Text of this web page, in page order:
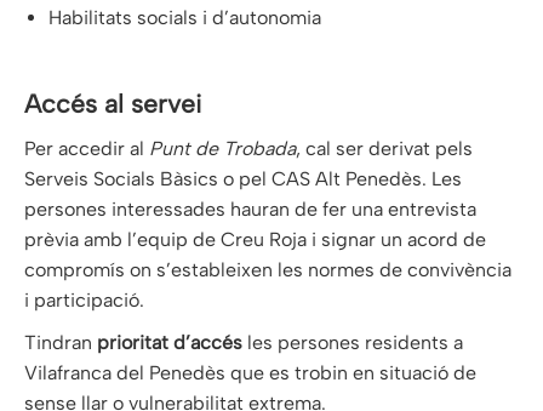
Habilitats socials i d’autonomia
Accés al servei
Per accedir al Punt de Trobada, cal ser derivat pels
Serveis Socials Bàsics o pel CAS Alt Penedès. Les
persones interessades hauran de fer una entrevista
prèvia amb l’equip de Creu Roja i signar un acord de
compromís on s’estableixen les normes de convivència
i participació.
Tindran prioritat d’accés les persones residents a
Vilafranca del Penedès que es trobin en situació de
sense llar o vulnerabilitat extrema.